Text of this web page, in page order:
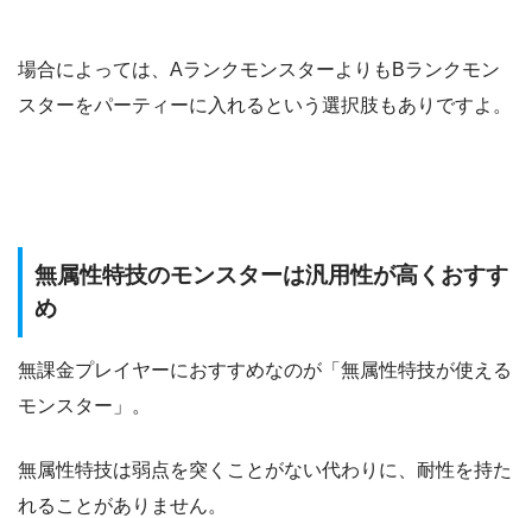
場合によっては、AランクモンスターよりもBランクモン
スターをパーティーに入れるという選択肢もありですよ。
無属性特技のモンスターは汎用性が高くおすす
め
無課金プレイヤーにおすすめなのが「無属性特技が使える
モンスター」。
無属性特技は弱点を突くことがない代わりに、耐性を持た
れることがありません。